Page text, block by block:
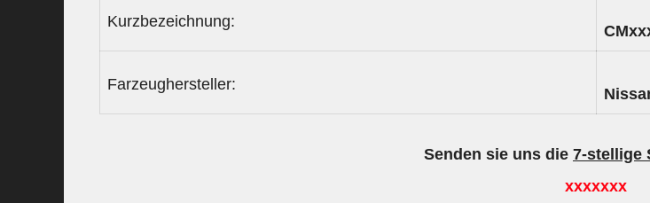
Kurzbezeichnung:
Farzeughersteller:
Senden sie uns die 7-stellige
xxxxxxx